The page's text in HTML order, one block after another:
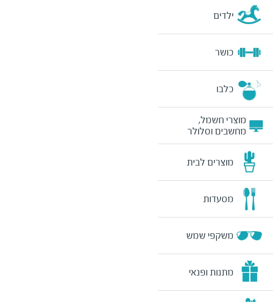
ילדים
כושר
כלבו
מוצרי חשמל,
מחשבים וסלולר
מוצרים לבית
מסעדות
משקפי שמש
מתנות ופנאי